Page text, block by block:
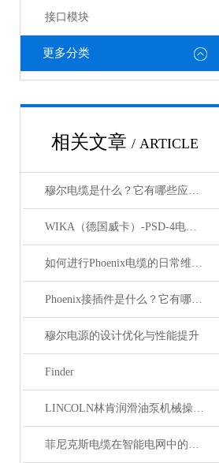
接口模块
更多分类
相关文章 / ARTICLE
穆尔电缆是什么？它有哪些应用领域？
WIKA（德国威卡）-PSD-4电子压力开关
如何进行Phoenix电缆的日常维护和保养？
Phoenix接插件是什么？它有哪些应用？
穆尔电源的设计优化与性能提升
Finder
LINCOLN林肯润滑油泵机械操作原理
菲尼克斯电缆在智能电网中的应用